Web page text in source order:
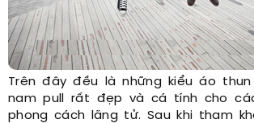
Trên đây đều là những kiểu áo
nam pull rất đẹp và cá tính cho
phong cách lãng tử. Sau khi tham